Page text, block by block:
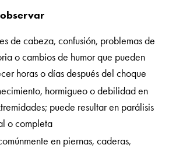
de cabeza, confusión, problemas de
o cambios de humor que pueden
horas o días después del choque
hormigueo o debilidad en
puede resultar en parálisis
o completa
en piernas, caderas,